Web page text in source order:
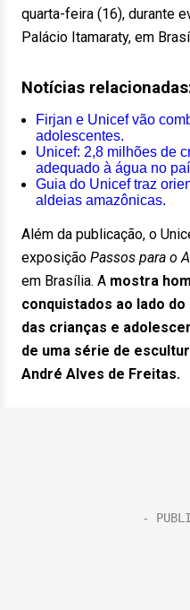
quarta-feira (16), durante
Palácio Itamaraty, em
Notícias
Firjan e Unicef vão
adolescentes.
Unicef: 2,8 milhões de
adequado à água no
Guia do Unicef traz
aldeias amazônicas.
Além da publicação, o
exposição Passos para o
em Brasília. A mostra
conquistados ao lado
das crianças e
de uma série de
André Alves de Freitas.